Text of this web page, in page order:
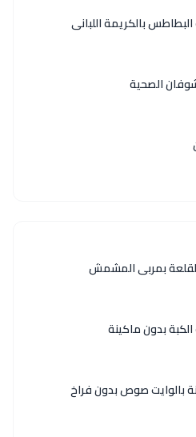
بالكريمة اللبانى
الصحية
بمربى المشمش
بدون ماكينة
بالوايت صوص بدون فراخ